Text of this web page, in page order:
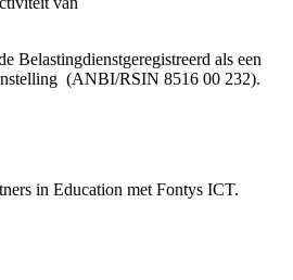
Belastingdienstgeregistreerd als een
(ANBI/RSIN 8516 00 232).
in Education met Fontys ICT.